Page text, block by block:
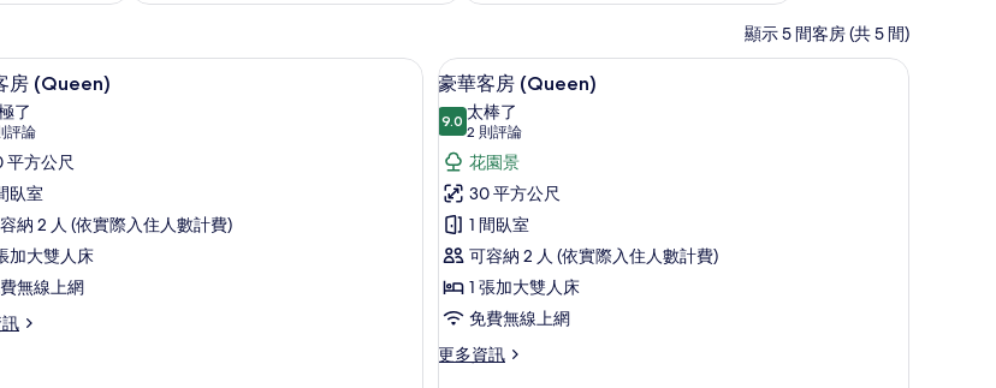
顯示 5 間客房 (共 5 間)
上網、床單 標準客房 (Queen) | 客房內保險箱、書桌、免費無線上網、床單
房 (Queen)
滿分 10 分
了
評論
平方公尺
臥室
納 2 人 (依實際入住人數計費)
加大雙人床
無線上網
顯
示
豪
華
客
房
(Queen)
的
所
有
豪華客房 (Queen) | 客房內保險箱、書桌、免
18
豪華客房 (Queen)
9.09.0 分，滿分 10 分
太棒了
2 則評論
(2
則
評
論)
花園景
30 平方公尺
1 間臥室
可容納 2 人 (依實際入住人數計費)
1 張加大雙人床
免費無線上網
更多資訊
更